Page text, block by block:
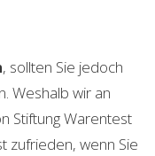
, sollten Sie jedoch
Weshalb wir an
Stiftung Warentest
zufrieden, wenn Sie